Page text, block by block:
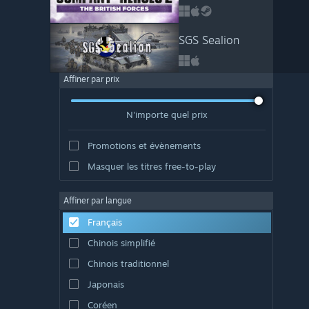
SGS Sealion
Affiner par prix
N'importe quel prix
Promotions et évènements
Masquer les titres free-to-play
Affiner par langue
Français
Chinois simplifié
Chinois traditionnel
Japonais
Coréen